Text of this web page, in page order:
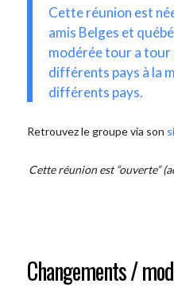
Cette réunion est
amis Belges et
modérée tour a tour
différents pays à la
différents pays.
Retrouvez le groupe via son
Cette réunion est “ouverte”
Changements /